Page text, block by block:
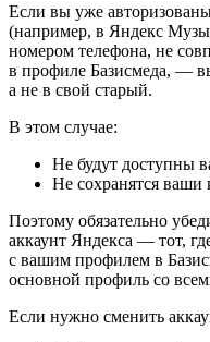
Если вы уже
(например, в Яндекс
номером телефона, не
в профиле Базисмеда, —
а не в свой старый.
В этом случае:
Не будут доступны
Не сохранятся ваши
Поэтому обязательно
аккаунт Яндекса — тот,
с вашим профилем в
основной профиль со
Если нужно сменить